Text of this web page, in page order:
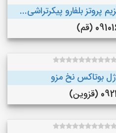
پروتز بلفارو پیکرتراشی...
(قم)
ژل بوتاکس نخ مزو